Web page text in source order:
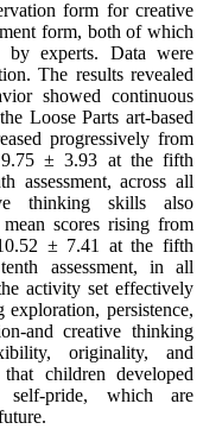
form for creative
form, both of which
experts. Data were
The results revealed
showed continuous
Loose Parts art-based
progressively from
± 3.93 at the fifth
assessment, across all
thinking skills also
scores rising from
± 7.41 at the fifth
assessment, in all
activity set effectively
persistence,
and creative thinking
originality, and
children developed
self-pride, which are